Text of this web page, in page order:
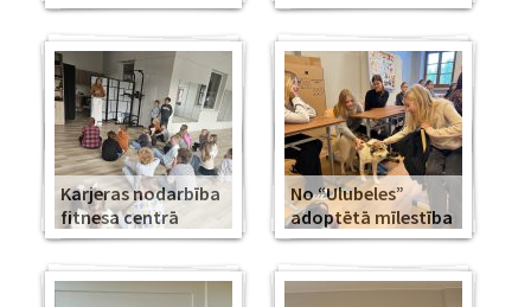
Karjeras nodarbība
fitnesa centrā
No “Ulubeles”
adoptētā mīlestība